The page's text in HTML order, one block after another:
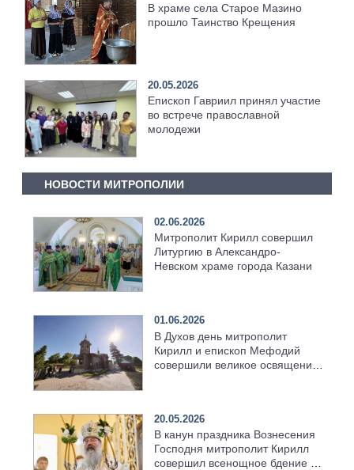
В храме села Старое Мазино
прошло Таинство Крещения
20.05.2026
Епископ Гавриил принял участие
во встрече православной
молодежи
НОВОСТИ МИТРОПОЛИИ
02.06.2026
Митрополит Кирилл совершил
Литургию в Александро-
Невском храме города Казани
01.06.2026
В Духов день митрополит
Кирилл и епископ Мефодий
совершили великое освящение
20.05.2026
В канун праздника Вознесения
Господня митрополит Кирилл
совершил всенощное бдение в